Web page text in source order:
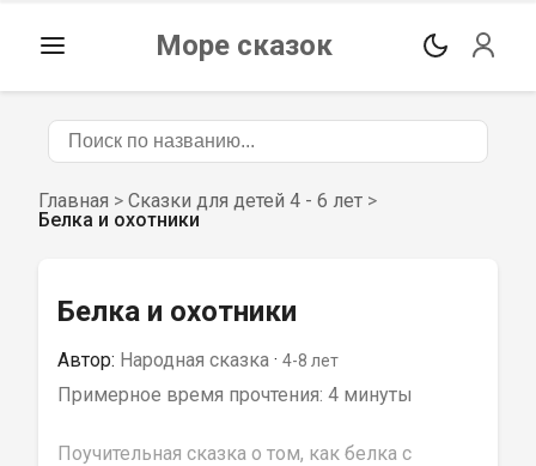
Море сказок
Главная > Сказки для детей 4 - 6 лет >
Белка и охотники
Белка и охотники
Автор: Народная сказка · 4-8 лет
Примерное время прочтения: 4 минуты
Поучительная сказка о том, как белка с